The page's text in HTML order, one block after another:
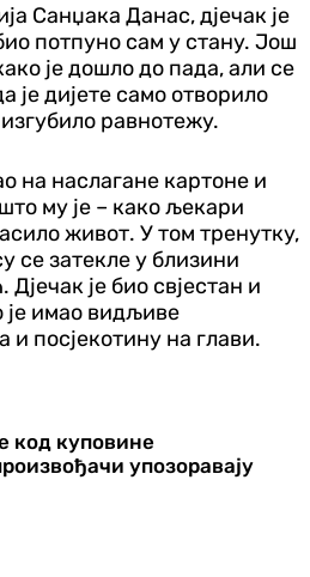
Санџака Данас, дјечак је
потпуно сам у стану. Још
је дошло до пада, али се
је дијете само отворило
равнотежу.
на наслагане картоне и
му је – како љекари
живот. У том тренутку,
се затекле у близини
је био свјестан и
је имао видљиве
и посјекотину на глави.
код куповине
упозоравају